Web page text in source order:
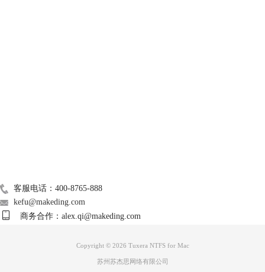
客服电话：400-8765-888
kefu@makeding.com
商务合作：alex.qi@makeding.com
Copyright © 2026 Tuxera NTFS for Mac
苏州苏杰思网络有限公司